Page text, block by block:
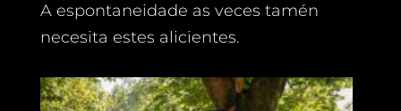
A espontaneidade as veces tamén
necesita estes alicientes.